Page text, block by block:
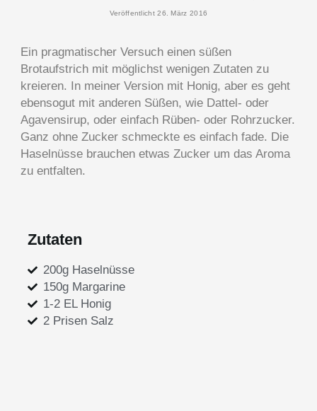
Veröffentlicht 26. März 2016
Ein pragmatischer Versuch einen süßen
Brotaufstrich mit möglichst wenigen Zutaten zu
kreieren. In meiner Version mit Honig, aber es geht
ebensogut mit anderen Süßen, wie Dattel- oder
Agavensirup, oder einfach Rüben- oder Rohrzucker.
Ganz ohne Zucker schmeckte es einfach fade. Die
Haselnüsse brauchen etwas Zucker um das Aroma
zu entfalten.
Zutaten
200g Haselnüsse
150g Margarine
1-2 EL Honig
2 Prisen Salz